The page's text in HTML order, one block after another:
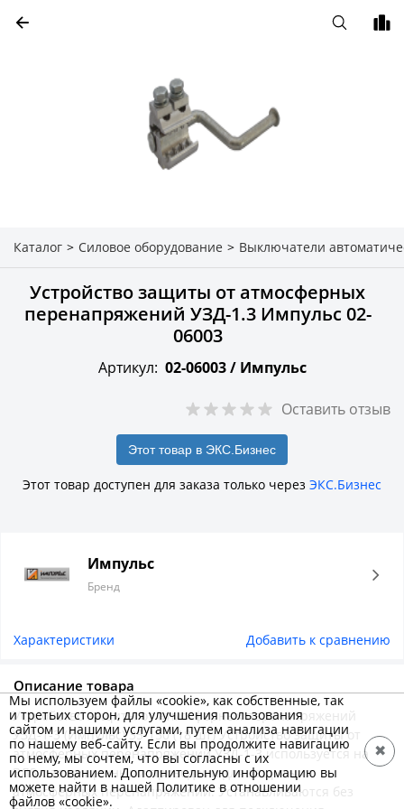
Каталог > Силовое оборудование > Выключатели
Устройство защиты от атмосферных
перенапряжений УЗД-1.3 Импульс 02-
06003
Артикул: 02-06003 / Импульс
Оставить отзыв
Этот товар в ЭКС.Бизнес
Этот товар доступен для заказа только через ЭКС.Бизнес
Импульс
Бренд
Характеристики Добавить к сравнению
Описание товара
Устройство защиты от атмосферных перенапряжений
УЗД-1-3 (Импульс) 35-150 (18 шт) Устройство защиты от
атмосферных перенапряжений УЗД-1-3 используется на
ВЛЗ с защищенными проводами для защиты от
атмосферных перенапряжений. Устанавливаются без
Мы используем файлы «cookie», как собственные, так
и третьих сторон, для улучшения пользования
сайтом и нашими услугами, путем анализа навигации
по нашему веб-сайту. Если вы продолжите навигацию
по нему, мы сочтем, что вы согласны с их
использованием. Дополнительную информацию вы
можете найти в нашей Политике в отношении
файлов «cookie».
✖